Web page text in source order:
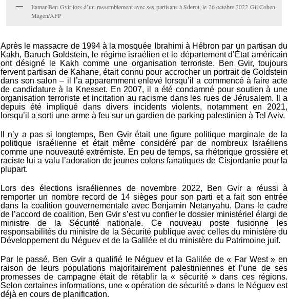
Itamar Ben Gvir lors d’un rassemblement avec ses partisans à Sderot, le 26 octobre 2022 Gil Cohen-
Magen/AFP
Après le massacre de 1994 à la mosquée Ibrahimi à Hébron par un partisan du
Kakh, Baruch Goldstein, le régime israélien et le département d’État américain
ont désigné le Kakh comme une organisation terroriste. Ben Gvir, toujours
fervent partisan de Kahane, était connu pour accrocher un portrait de Goldstein
dans son salon – il l’a apparemment enlevé lorsqu’il a commencé à faire acte
de candidature à la Knesset. En 2007, il a été condamné pour soutien à une
organisation terroriste et incitation au racisme dans les rues de Jérusalem. Il a
depuis été impliqué dans divers incidents violents, notamment en 2021,
lorsqu’il a sorti une arme à feu sur un gardien de parking palestinien à Tel Aviv.
Il n’y a pas si longtemps, Ben Gvir était une figure politique marginale de la
politique israélienne et était même considéré par de nombreux Israéliens
comme une nouveauté extrémiste. En peu de temps, sa rhétorique grossière et
raciste lui a valu l’adoration de jeunes colons fanatiques de Cisjordanie pour la
plupart.
Lors des élections israéliennes de novembre 2022, Ben Gvir a réussi à
remporter un nombre record de 14 sièges pour son parti et a fait son entrée
dans la coalition gouvernementale avec Benjamin Netanyahu. Dans le cadre
de l’accord de coalition, Ben Gvir s’est vu confier le dossier ministériel élargi de
ministre de la Sécurité nationale. Ce nouveau poste fusionne les
responsabilités du ministre de la Sécurité publique avec celles du ministère du
Développement du Néguev et de la Galilée et du ministère du Patrimoine juif.
Par le passé, Ben Gvir a qualifié le Néguev et la Galilée de « Far West » en
raison de leurs populations majoritairement palestiniennes et l’une de ses
promesses de campagne était de rétablir la « sécurité » dans ces régions.
Selon certaines informations, une « opération de sécurité » dans le Néguev est
déjà en cours de planification.